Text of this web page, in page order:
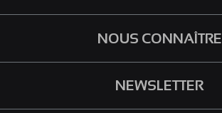
NOUS CONNAÎTRE
NEWSLETTER